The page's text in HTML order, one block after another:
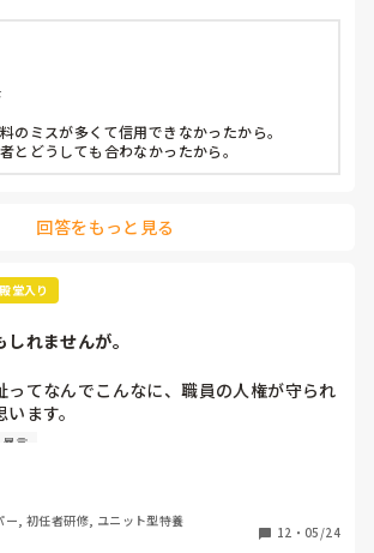
のミスが多くて信用できなかったから。
とどうしても合わなかったから。
回答をもっと見る
堂入り
れませんが。
ってなんでこんなに、職員の人権が守られ
ます。
ん。
暴力・暴言、家族からのクレームをいつ
は心情としておかしいのではと思います。
暴言
ー, 初任者研修, ユニット型特養
12 ・ 05/24